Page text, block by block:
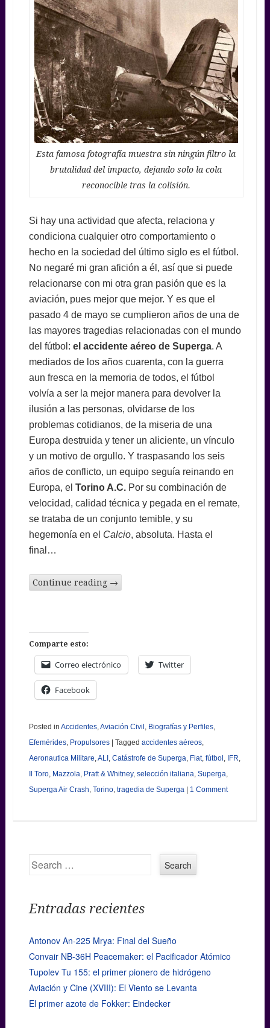
Esta famosa fotografía muestra sin ningún filtro la
brutalidad del impacto, dejando solo la cola
reconocible tras la colisión.
Si hay una actividad que afecta, relaciona y
condiciona cualquier otro comportamiento o
hecho en la sociedad del último siglo es el fútbol.
No negaré mi gran afición a él, así que si puede
relacionarse con mi otra gran pasión que es la
aviación, pues mejor que mejor. Y es que el
pasado 4 de mayo se cumplieron años de una de
las mayores tragedias relacionadas con el mundo
del fútbol: el accidente aéreo de Superga. A
mediados de los años cuarenta, con la guerra
aun fresca en la memoria de todos, el fútbol
volvía a ser la mejor manera para devolver la
ilusión a las personas, olvidarse de los
problemas cotidianos, de la miseria de una
Europa destruida y tener un aliciente, un vínculo
y un motivo de orgullo. Y traspasando los seis
años de conflicto, un equipo seguía reinando en
Europa, el Torino A.C.Por su combinación de
velocidad, calidad técnica y pegada en el remate,
se trataba de un conjunto temible, y su
hegemonía en el Calcio, absoluta. Hasta el
final…
Continue reading →
Comparte esto:
Correo electrónico Twitter
Facebook
Posted in Accidentes,Aviación Civil, Biografías y Perfiles,
Efemérides, Propulsores | Tagged accidentes aéreos,
Aeronautica Militare,ALI, Catástrofe de Superga, Fiat, fútbol, IFR,
Il Toro, Mazzola, Pratt & Whitney, selección italiana, Superga,
Superga Air Crash, Torino, tragedia de Superga | 1 Comment
Search
Entradas recientes
Antonov An-225 Mrya: Final del Sueño
Convair NB-36H Peacemaker: el Pacificador Atómico
Tupolev Tu 155: el primer pionero de hidrógeno
Aviación y Cine (XVIII): El Viento se Levanta
El primer azote de Fokker: Eindecker